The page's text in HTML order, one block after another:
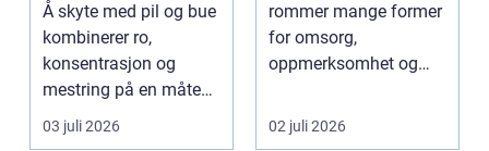
Å skyte med pil og bue
kombinerer ro,
konsentrasjon og
mestring på en måte
få andre aktiviteter
gjør...
03 juli 2026
rommer mange former
for omsorg,
oppmerksomhet og
som mål å s...
02 juli 2026